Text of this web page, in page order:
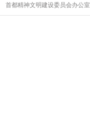
首都精神文明建设委员会办公室